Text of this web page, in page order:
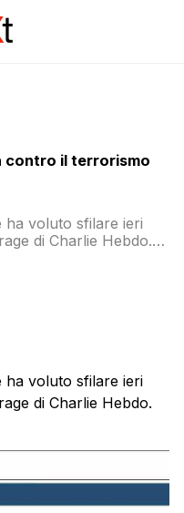
contro il terrorismo
ha voluto sfilare ieri
di Charlie Hebdo.
ha voluto sfilare ieri
di Charlie Hebdo.